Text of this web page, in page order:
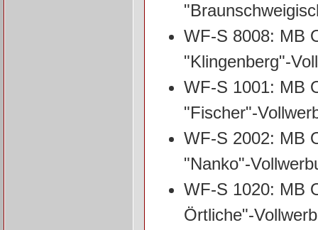
WF-S 8008: MB
"Klingenberg"-
WF-S 1001: MB
"Fischer"-
WF-S 2002: MB
"Nanko"-
WF-S 1020: MB
Örtliche"-